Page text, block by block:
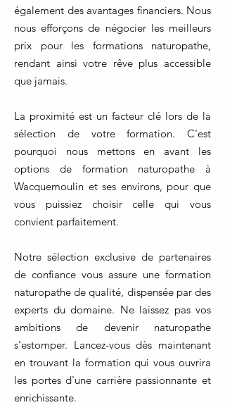
également des avantages financiers. Nous
nous efforçons de négocier les meilleurs
prix pour les formations naturopathe,
rendant ainsi votre rêve plus accessible
que jamais.
La proximité est un facteur clé lors de la
sélection de votre formation. C'est
pourquoi nous mettons en avant les
options de formation naturopathe à
Wacquemoulin et ses environs, pour que
vous puissiez choisir celle qui vous
convient parfaitement.
Notre sélection exclusive de partenaires
de confiance vous assure une formation
naturopathe de qualité, dispensée par des
experts du domaine. Ne laissez pas vos
ambitions de devenir naturopathe
s'estomper. Lancez-vous dès maintenant
en trouvant la formation qui vous ouvrira
les portes d'une carrière passionnante et
enrichissante.